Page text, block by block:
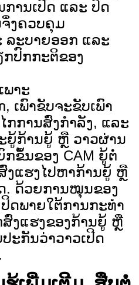
ານເປີດ ແລະ ປິດ
ງຄວບຄຸມ
ລະບາຍອອກ ແລະ
ປົກກະຕິຂອງ
ພາະ
ເພົາຂັບຈະຂັບເພົາ
ການສົ່ງກຳລັງ, ແລະ
ະຍູ້ກ້ານຍູ້ ຫຼື ວາວຜ່ານ
ຂຶ້ນຂອງ CAM ຍູ້ຕໍ່
ງແຮງໄປຫາກ້ານຍູ້ ຫຼື
. ດ້ວຍການໝຸນຂອງ
ດພາຍໃຕ້ການກະທຳ
ງແຮງຂອງກ້ານຍູ້ ຫຼື
ະກັນວ່າວາວເປີດ